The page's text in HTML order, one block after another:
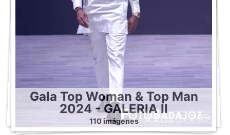
Gala Top Woman & Top Man
2024 - GALERIA II
110 imágenes